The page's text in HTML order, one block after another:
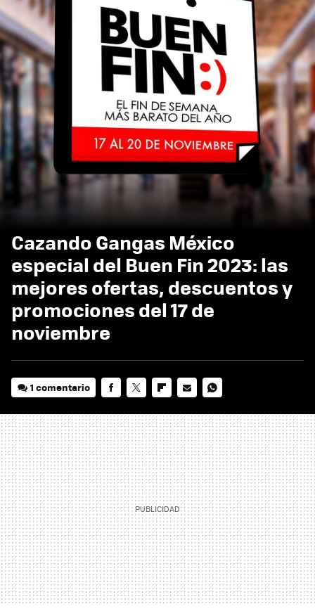
Cazando Gangas México
especial del Buen Fin 2023: las
mejores ofertas, descuentos y
promociones del 17 de
noviembre
1 comentario
MAIL